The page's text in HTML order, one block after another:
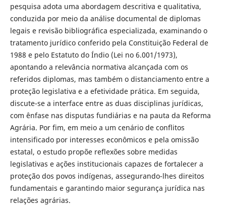
pesquisa adota uma abordagem descritiva e qualitativa,
conduzida por meio da análise documental de diplomas
legais e revisão bibliográfica especializada, examinando o
tratamento jurídico conferido pela Constituição Federal de
1988 e pelo Estatuto do Índio (Lei no 6.001/1973),
apontando a relevância normativa alcançada com os
referidos diplomas, mas também o distanciamento entre a
proteção legislativa e a efetividade prática. Em seguida,
discute-se a interface entre as duas disciplinas jurídicas,
com ênfase nas disputas fundiárias e na pauta da Reforma
Agrária. Por fim, em meio a um cenário de conflitos
intensificado por interesses econômicos e pela omissão
estatal, o estudo propõe reflexões sobre medidas
legislativas e ações institucionais capazes de fortalecer a
proteção dos povos indígenas, assegurando-lhes direitos
fundamentais e garantindo maior segurança jurídica nas
relações agrárias.